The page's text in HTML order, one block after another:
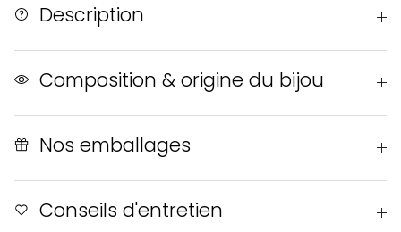
Description
Composition & origine du bijou
Nos emballages
Conseils d'entretien